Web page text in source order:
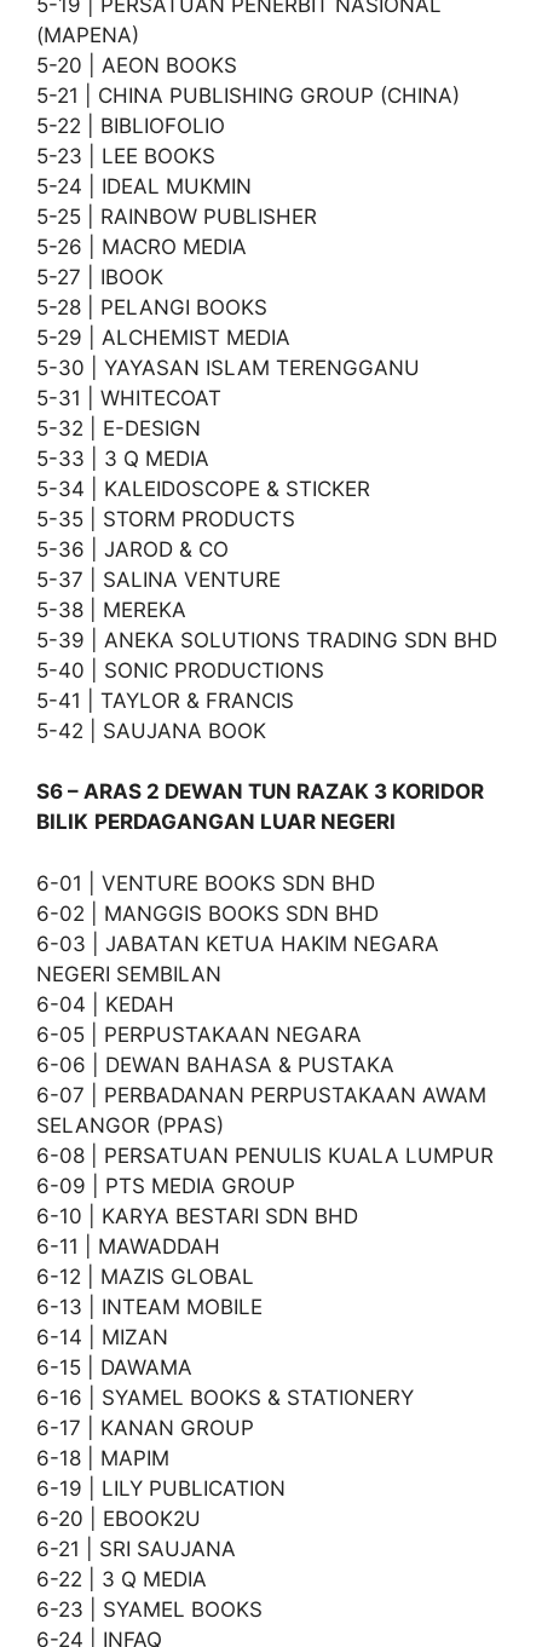
(MAPENA)
5-20 | AEON BOOKS
5-21 | CHINA PUBLISHING GROUP (CHINA)
5-22 | BIBLIOFOLIO
5-23 | LEE BOOKS
5-24 | IDEAL MUKMIN
5-25 | RAINBOW PUBLISHER
5-26 | MACRO MEDIA
5-27 | IBOOK
5-28 | PELANGI BOOKS
5-29 | ALCHEMIST MEDIA
5-30 | YAYASAN ISLAM TERENGGANU
5-31 | WHITECOAT
5-32 | E-DESIGN
5-33 | 3 Q MEDIA
5-34 | KALEIDOSCOPE & STICKER
5-35 | STORM PRODUCTS
5-36 | JAROD & CO
5-37 | SALINA VENTURE
5-38 | MEREKA
5-39 | ANEKA SOLUTIONS TRADING SDN BHD
5-40 | SONIC PRODUCTIONS
5-41 | TAYLOR & FRANCIS
5-42 | SAUJANA BOOK
S6 – ARAS 2 DEWAN TUN RAZAK 3 KORIDOR
BILIK PERDAGANGAN LUAR NEGERI
6-01 | VENTURE BOOKS SDN BHD
6-02 | MANGGIS BOOKS SDN BHD
6-03 | JABATAN KETUA HAKIM NEGARA
NEGERI SEMBILAN
6-04 | KEDAH
6-05 | PERPUSTAKAAN NEGARA
6-06 | DEWAN BAHASA & PUSTAKA
6-07 | PERBADANAN PERPUSTAKAAN AWAM
SELANGOR (PPAS)
6-08 | PERSATUAN PENULIS KUALA LUMPUR
6-09 | PTS MEDIA GROUP
6-10 | KARYA BESTARI SDN BHD
6-11 | MAWADDAH
6-12 | MAZIS GLOBAL
6-13 | INTEAM MOBILE
6-14 | MIZAN
6-15 | DAWAMA
6-16 | SYAMEL BOOKS & STATIONERY
6-17 | KANAN GROUP
6-18 | MAPIM
6-19 | LILY PUBLICATION
6-20 | EBOOK2U
6-21 | SRI SAUJANA
6-22 | 3 Q MEDIA
6-23 | SYAMEL BOOKS
6-24 | INFAQ